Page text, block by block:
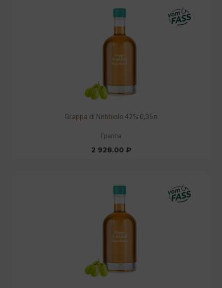
Grappa di Nebbiolo 42% 0,35л
Граппа
2 928.00 ₽